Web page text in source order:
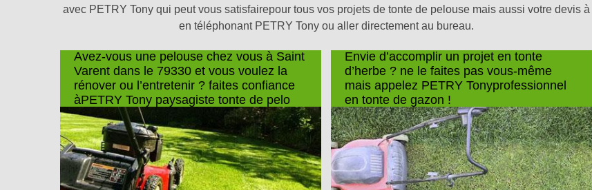
avec PETRY Tony qui peut vous satisfairepour tous vos projets de tonte de pelouse mais aussi votre devis à
en téléphonant PETRY Tony ou aller directement au bureau.
Avez-vous une pelouse chez vous à Saint
Varent dans le 79330 et vous voulez la
rénover ou l’entretenir ? faites confiance
àPETRY Tony paysagiste tonte de pelo
Envie d’accomplir un projet en tonte
d’herbe ? ne le faites pas vous-même
mais appelez PETRY Tonyprofessionnel
en tonte de gazon !